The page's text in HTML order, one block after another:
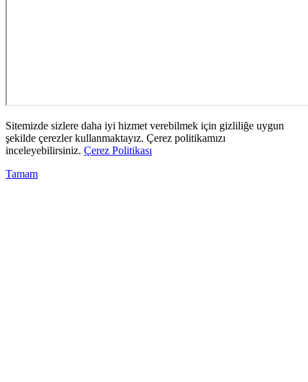
Sitemizde sizlere daha iyi hizmet verebilmek için gizliliğe uygun
şekilde çerezler kullanmaktayız. Çerez politikamızı
inceleyebilirsiniz. Çerez Politikası
Tamam